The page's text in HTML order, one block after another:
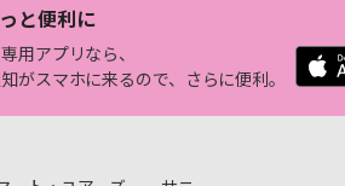
と便利に
用アプリなら、
がスマホに来るので、さらに便利。